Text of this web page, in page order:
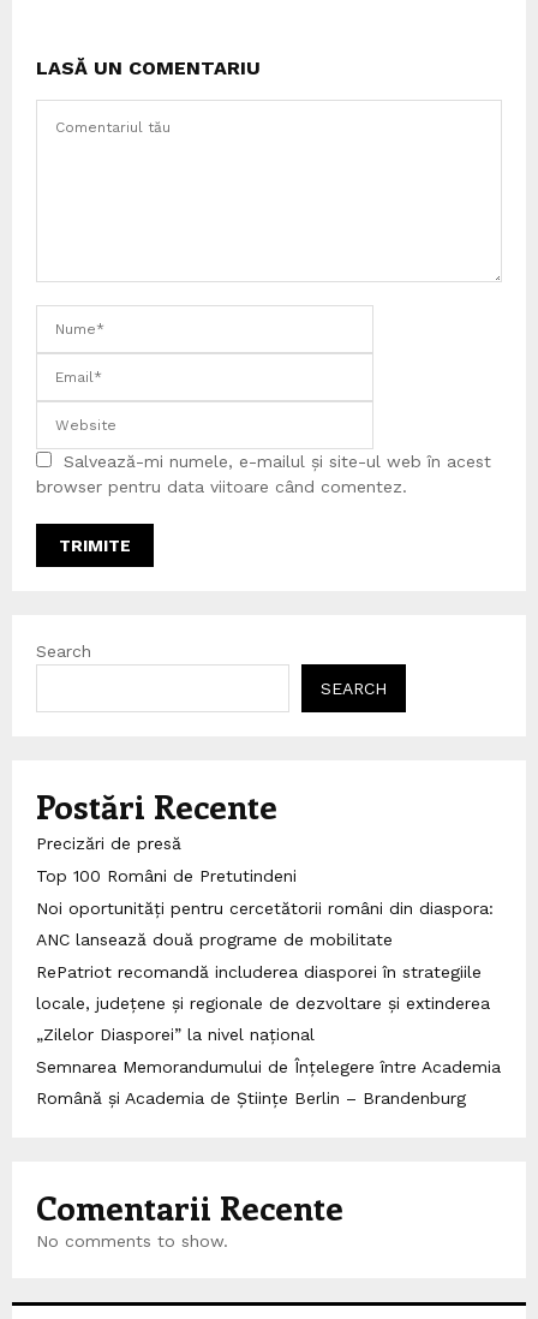
LASĂ UN COMENTARIU
Salvează-mi numele, e-mailul și site-ul web în acest
browser pentru data viitoare când comentez.
Search
SEARCH
Postări Recente
Precizări de presă
Top 100 Români de Pretutindeni
Noi oportunități pentru cercetătorii români din diaspora:
ANC lansează două programe de mobilitate
RePatriot recomandă includerea diasporei în strategiile
locale, județene și regionale de dezvoltare și extinderea
„Zilelor Diasporei” la nivel național
Semnarea Memorandumului de Înțelegere între Academia
Română și Academia de Științe Berlin – Brandenburg
Comentarii Recente
No comments to show.